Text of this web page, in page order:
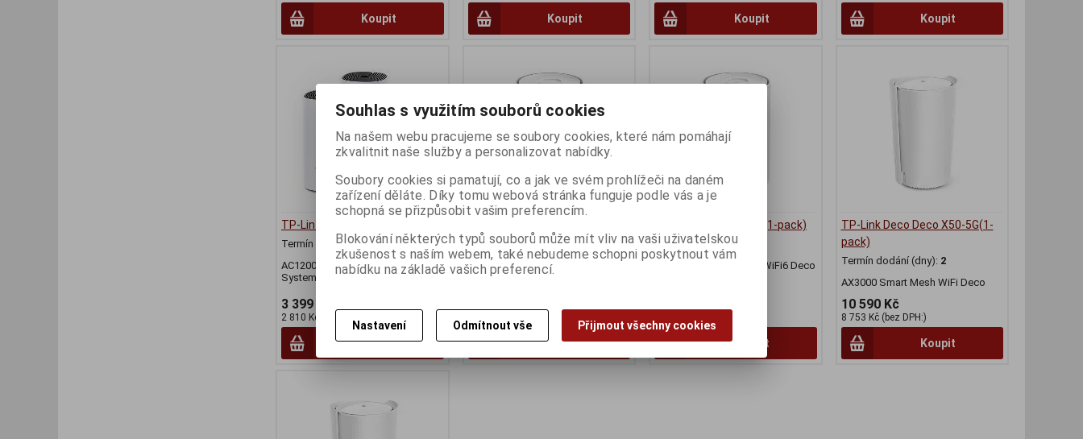
Koupit Koupit Koupit Koupit
TP-Lin kDeco M4(3-pack)
Termín dodání (dny):2
AC1200 Whole-Home Mesh Wi-Fi
System, 2xGigabit port
3 399 Kč
2 810 Kč (bez DPH:)
Koupit
Termín dodání (dny):2
AX3000 Home mesh Wifi Deco
Koupit
TP-Link Deco X50-4G(1-pack)
Termín dodání (dny):
4G+ LTE modem mesh WiFi6 Deco
Koupit
TP-Link Deco Deco X50-5G(1-
pack)
Termín dodání (dny): 2
AX3000 Smart Mesh WiFi Deco
10 590 Kč
8 753 Kč (bez DPH:)
Koupit
Souhlas s využitím souborů cookies
Na našem webu pracujeme se soubory cookies, které nám pomáhají
zkvalitnit naše služby a personalizovat nabídky.
Soubory cookies si pamatují, co a jak ve svém prohlížeči na daném
zařízení děláte. Díky tomu webová stránka funguje podle vás a je
schopná se přizpůsobit vašim preferencím.
Blokování některých typů souborů může mít vliv na vaši uživatelskou
zkušenost s naším webem, také nebudeme schopni poskytnout vám
nabídku na základě vašich preferencí.
Nastavení Odmítnout vše Přijmout všechny cookies